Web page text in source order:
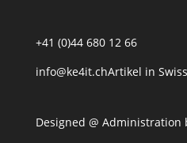
+41 (0)44 680 12 66
info@ke4it.chArtikel in
Designed @ Administration